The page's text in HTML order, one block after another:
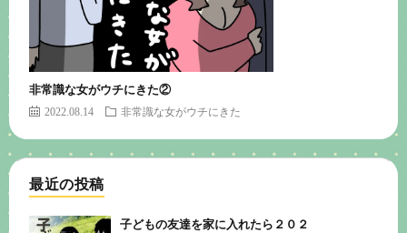
非常識な女がウチにきた②
2022.08.14 非常識な女がウチにきた
最近の投稿
子どもの友達を家に入れたら２０２